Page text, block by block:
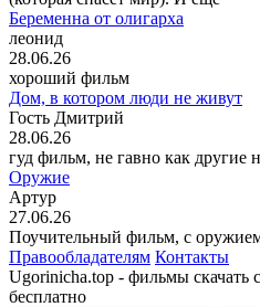
Беременна от олигарха
леонид
28.06.26
хороший фильм
Дом, в котором люди не живут
Гость Дмитрий
28.06.26
гуд фильм, не гавно как другие
Оружие
Артур
27.06.26
Поучительный фильм, с
Правообладателям Контакты
Ugorinicha.top - фильмы скачать
бесплатно